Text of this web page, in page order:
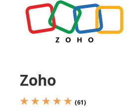
Zoho
★ ★ ★ ★ ★ (61)